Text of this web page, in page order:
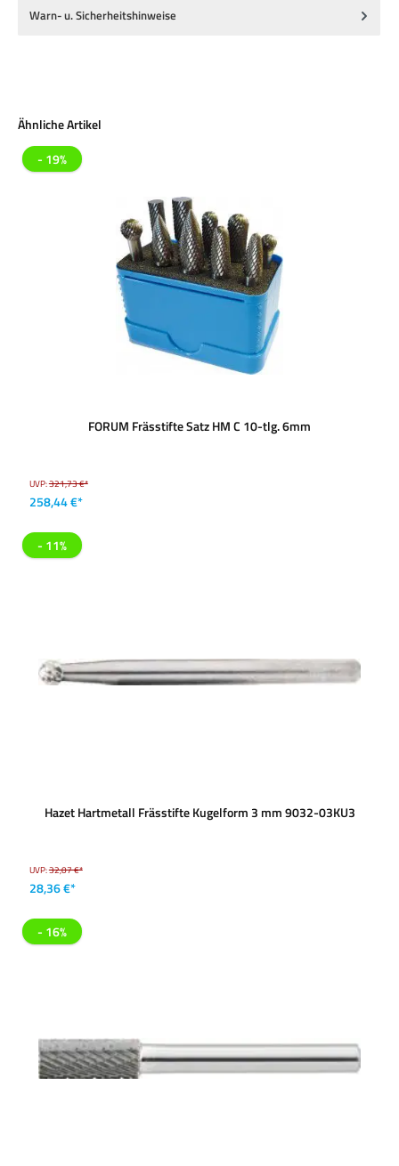
Warn- u. Sicherheitshinweise
Produktgalerie überspringen
Ähnliche Artikel
- 19%
FORUM Frässtifte Satz HM C 10-tlg. 6mm
UVP:321,73 €*
258,44 €*
- 11%
Hazet Hartmetall Frässtifte Kugelform 3 mm 9032-03KU3
UVP:32,07 €*
28,36 €*
- 16%